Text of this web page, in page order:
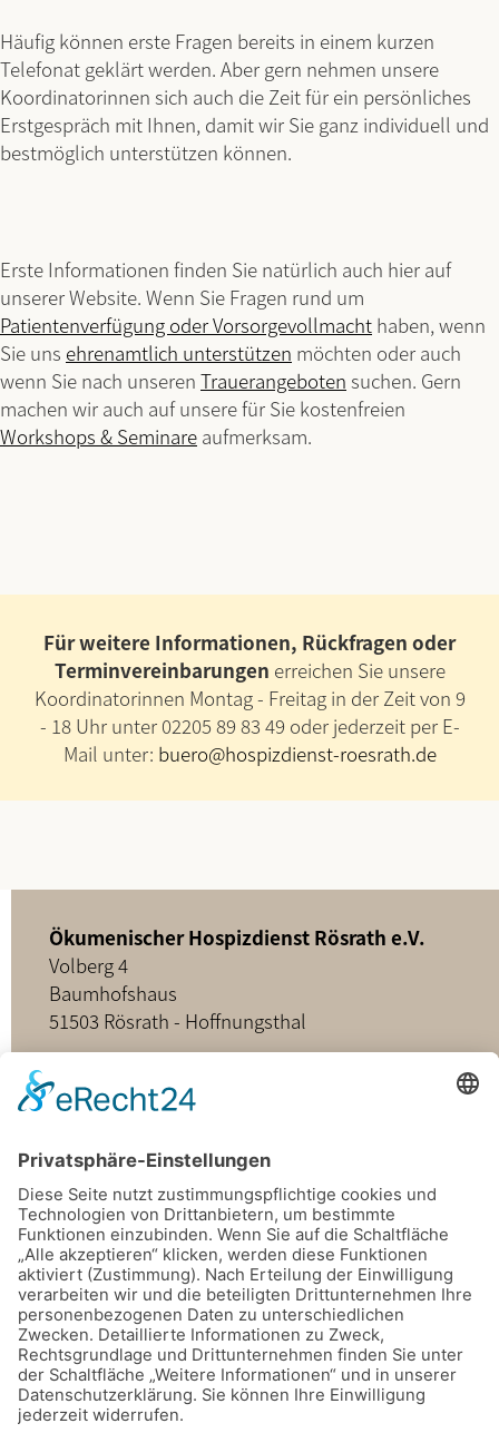
Häufig können erste Fragen bereits in einem kurzen
Telefonat geklärt werden. Aber gern nehmen unsere
Koordinatorinnen sich auch die Zeit für ein persönliches
Erstgespräch mit Ihnen, damit wir Sie ganz individuell und
bestmöglich unterstützen können.
Erste Informationen finden Sie natürlich auch hier auf
unserer Website. Wenn Sie Fragen rund um
Patientenverfügung oder Vorsorgevollmacht haben, wenn
Sie uns ehrenamtlich unterstützen möchten oder auch
wenn Sie nach unseren Trauerangeboten suchen. Gern
machen wir auch auf unsere für Sie kostenfreien
Workshops & Seminare aufmerksam.
Für weitere Informationen, Rückfragen oder
Terminvereinbarungen erreichen Sie unsere
Koordinatorinnen Montag - Freitag in der Zeit von 9
- 18 Uhr unter 02205 89 83 49 oder jederzeit per E-
Mail unter: buero@hospizdienst-roesrath.de
Ökumenischer Hospizdienst Rösrath e.V.
Volberg 4
Baumhofshaus
51503 Rösrath - Hoffnungsthal
02205 - 898349
buero@hospizdienst-roesrath.de
Home
Datenschutz
Impressum
Mitmachen
Satzung
Mitglied werden